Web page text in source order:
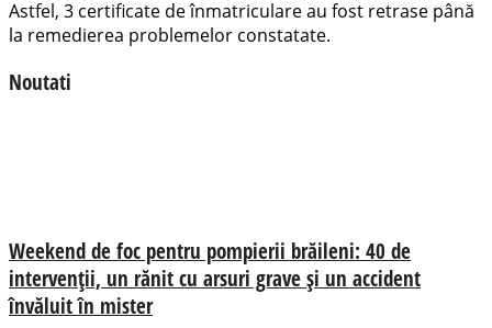
Astfel, 3 certificate de înmatriculare au fost retrase până
la remedierea problemelor constatate.
Noutati
Weekend de foc pentru pompierii brăileni: 40 de
intervenții, un rănit cu arsuri grave și un accident
învăluit în mister